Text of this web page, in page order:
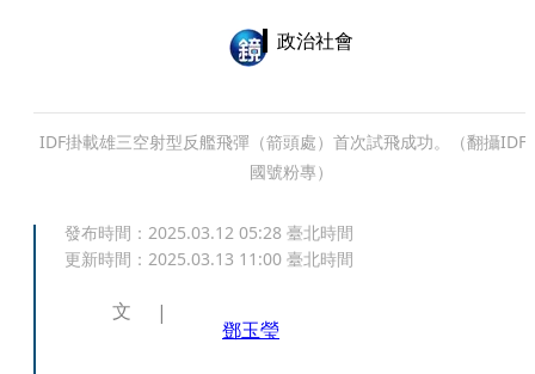
政治社會
IDF掛載雄三空射型反艦飛彈（箭頭處）首次試飛成功。（翻攝IDF
國號粉專）
發布時間： 2025.03.12 05:28 臺北時間
更新時間： 2025.03.13 11:00 臺北時間
文
鄧玉瑩